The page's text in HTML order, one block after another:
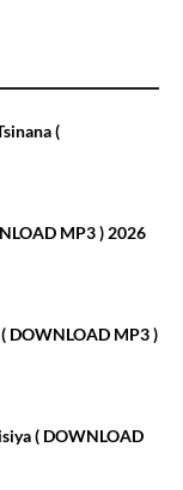
(
MP3 ) 2026
DOWNLOAD MP3 )
( DOWNLOAD